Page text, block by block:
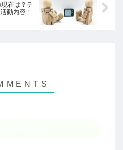
現在は？テ
動内容！